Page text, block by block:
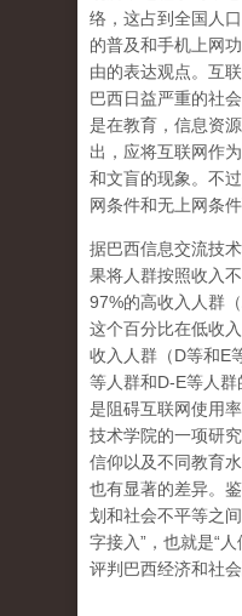
络，这占到全国人
的普及和手机上网
由的表达观点。互
巴西日益严重的社
是在教育，信息资
出，应将互联网作
和文盲的现象。不
网条件和无上网条
据巴西信息交流技
果将人群按照收入
97%的高收入人群
这个百分比在低收
收入人群（D等和E
等人群和D-E等人
是阻碍互联网使用
技术学院的一项研
信仰以及不同教育
也有显著的差异。
划和社会不平等之
字接入”，也就是“
评判巴西经济和社